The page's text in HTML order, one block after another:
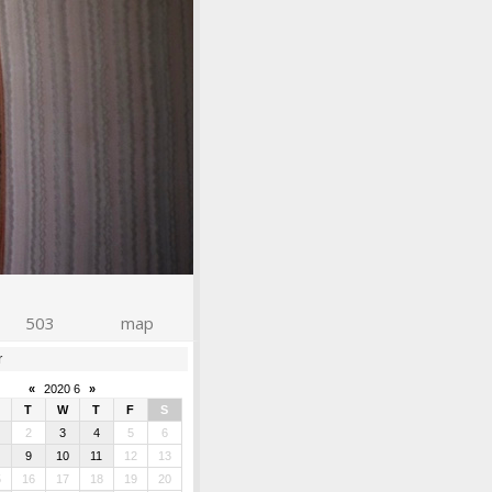
503 map
« 2020 6
»
T W T F
S
2 3 4 5
6
9 10 11 12
13
16 17 18 19
20